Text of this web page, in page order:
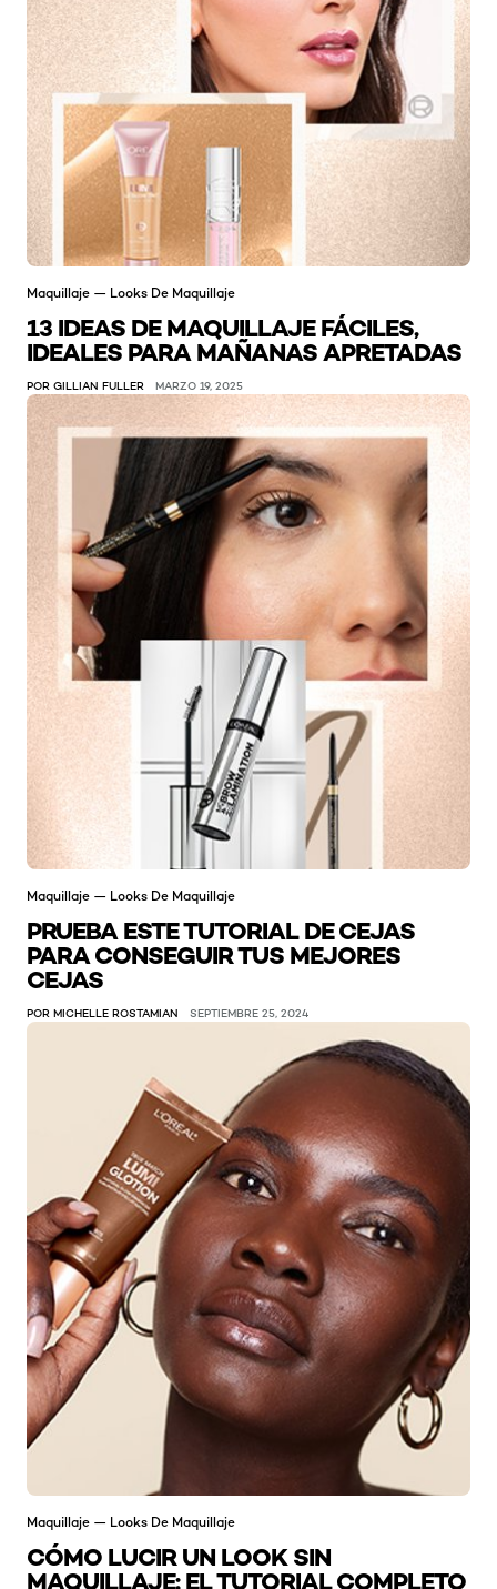
Maquillaje — Looks De Maquillaje
13 IDEAS DE MAQUILLAJE FÁCILES,
IDEALES PARA MAÑANAS APRETADAS
POR GILLIAN FULLER MARZO 19, 2025
Maquillaje — Looks De Maquillaje
PRUEBA ESTE TUTORIAL DE CEJAS
PARA CONSEGUIR TUS MEJORES
CEJAS
POR MICHELLE ROSTAMIAN SEPTIEMBRE 25, 2024
Maquillaje — Looks De Maquillaje
CÓMO LUCIR UN LOOK SIN
MAQUILLAJE: EL TUTORIAL COMPLETO